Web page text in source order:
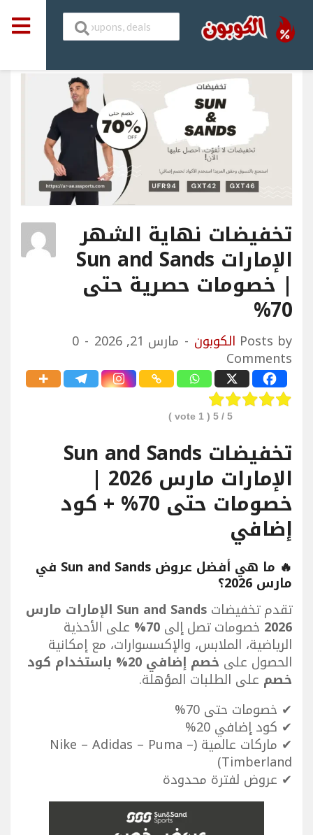
تخفيضات نهاية الشهر
الإمارات Sun and Sands
| خصومات حصرية حتى
70%
Posts by الكوبون مارس 21, 2026 0
Comments
5
/ 5 (
1
vote )
تخفيضات Sun and Sands
الإمارات مارس 2026 |
خصومات حتى 70% + كود
إضافي
🔥 ما هي أفضل عروض Sun and Sands في
مارس 2026؟
تقدم تخفيضات
Sun and Sands الإمارات مارس
2026 خصومات تصل إلى 70% على الأحذية
الرياضية، الملابس، والإكسسوارات، مع إمكانية
الحصول على خصم إضافي 20% باستخدام كود
خصم على الطلبات المؤهلة.
✔ خصومات حتى 70%
✔ كود إضافي 20%
✔ ماركات عالمية (Nike – Adidas – Puma –
Timberland)
✔ عروض لفترة محدودة